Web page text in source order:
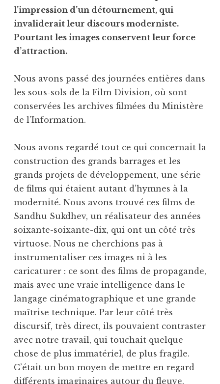
l’impression d’un détournement, qui
invaliderait leur discours moderniste.
Pourtant les images conservent leur force
d’attraction.
Nous avons passé des journées entières dans
les sous-sols de la Film Division, où sont
conservées les archives filmées du Ministère
de l’Information.
Nous avons regardé tout ce qui concernait la
construction des grands barrages et les
grands projets de développement, une série
de films qui étaient autant d’hymnes à la
modernité. Nous avons trouvé ces films de
Sandhu Sukdhev, un réalisateur des années
soixante-soixante-dix, qui ont un côté très
virtuose. Nous ne cherchions pas à
instrumentaliser ces images ni à les
caricaturer : ce sont des films de propagande,
mais avec une vraie intelligence dans le
langage cinématographique et une grande
maîtrise technique. Par leur côté très
discursif, très direct, ils pouvaient contraster
avec notre travail, qui touchait quelque
chose de plus immatériel, de plus fragile.
C’était un bon moyen de mettre en regard
différents imaginaires autour du fleuve.